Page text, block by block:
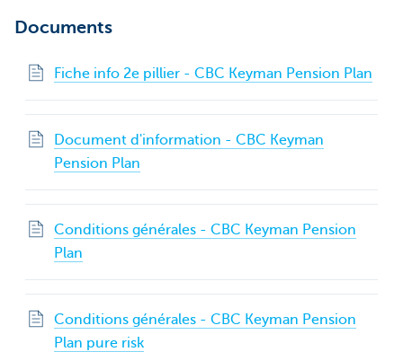
Documents
Fiche info 2e pillier - CBC Keyman Pension Plan
Document d'information - CBC Keyman
Pension Plan
Conditions générales - CBC Keyman Pension
Plan
Conditions générales - CBC Keyman Pension
Plan pure risk